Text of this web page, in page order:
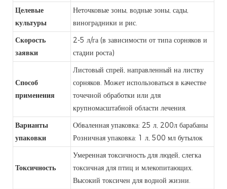
Целевые
культуры
Неточковые зоны, водные зоны, сады,
виноградники и рис.
Скорость
заявки
2-5 л/га (в зависимости от типа сорняков и
стадии роста)
Способ
применения
Листовый спрей, направленный на листву
сорняков. Может использоваться в качестве
точечной обработки или для
крупномасштабной области лечения.
Варианты
упаковки
Обваленная упаковка: 25 л, 200л барабаны
Розничная упаковка: 1 л, 500 мл бутылок
Токсичность
Умеренная токсичность для людей, слегка
токсичная для птиц и млекопитающих.
Высокий токсичен для водной жизни.